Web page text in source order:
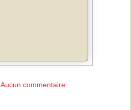
Aucun commentaire: